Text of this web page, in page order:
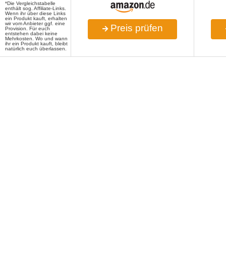
Preis prüfen
*Die Vergleichstabelle
enthält sog. Affiliate-Links.
Wenn ihr über diese Links
ein Produkt kauft, erhalten
wir vom Anbieter ggf. eine
Provision. Für euch
entstehen dabei keine
Mehrkosten. Wo und wann
ihr ein Produkt kauft, bleibt
natürlich euch überlassen.